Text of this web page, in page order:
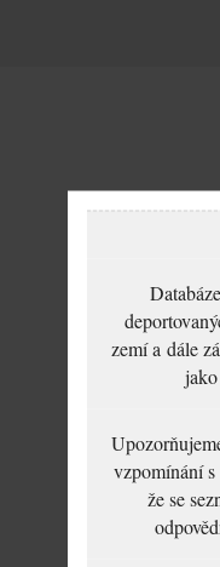
zemí a dále
vzpomínání
že se